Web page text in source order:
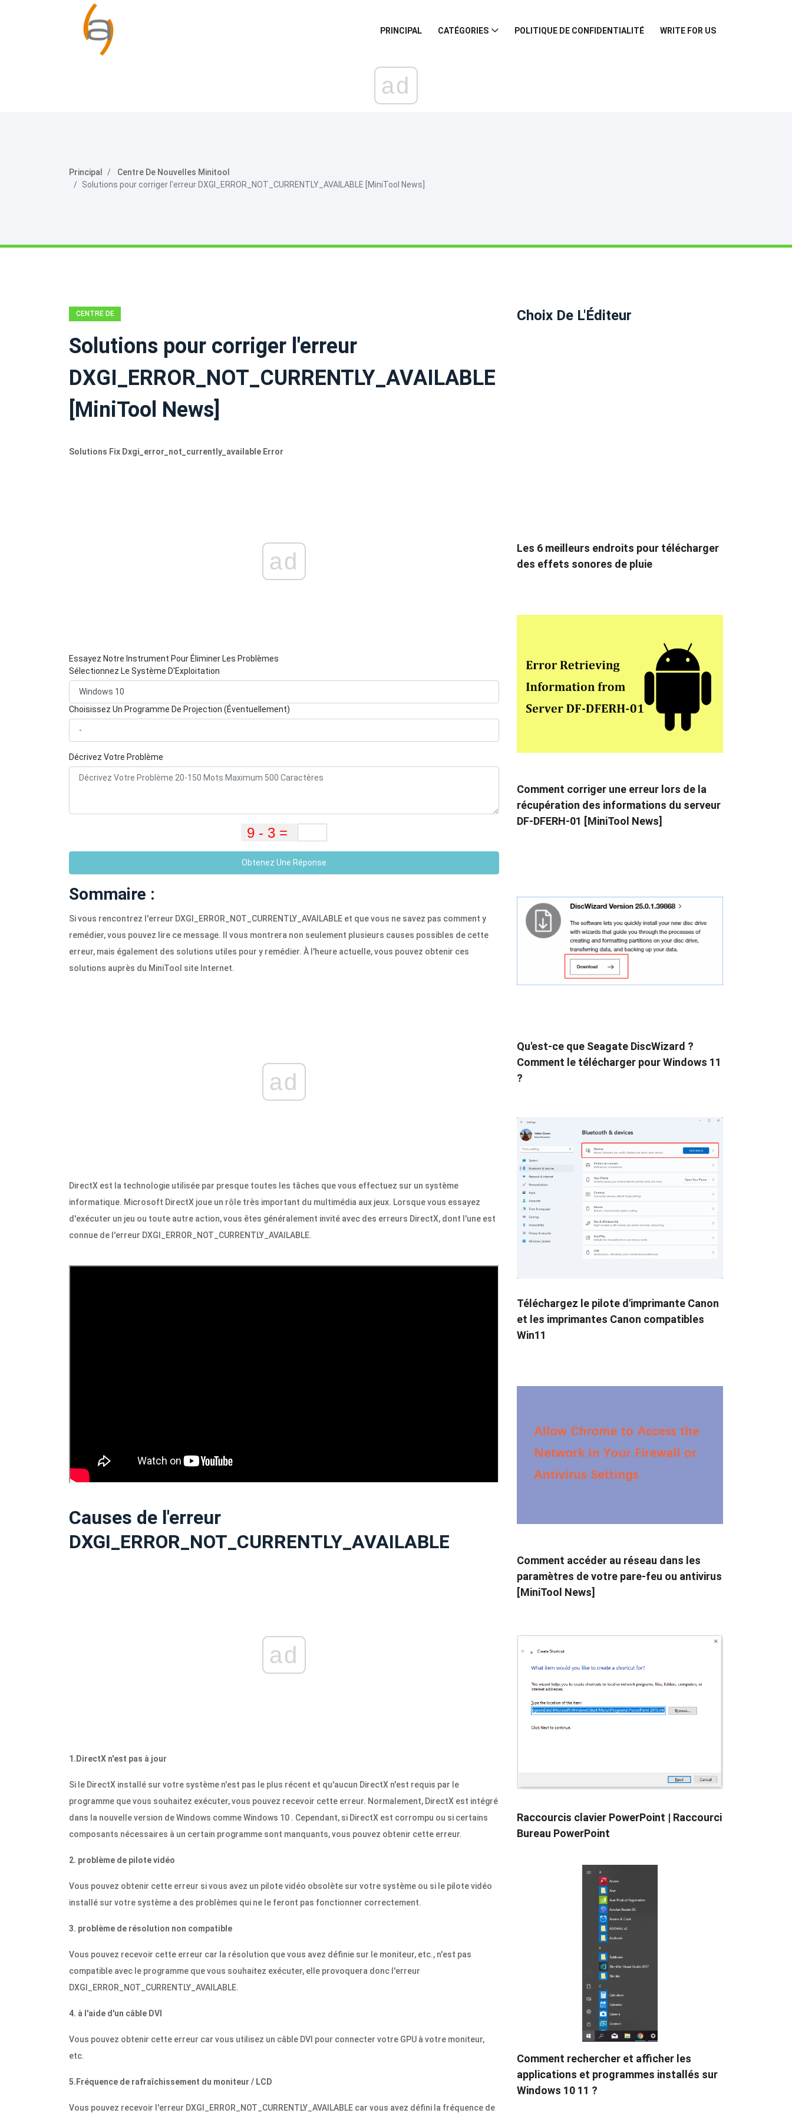
PRINCIPAL CATÉGORIES POLITIQUE DE CONFIDENTIALITÉ WRITE FOR US
ad
Principal
Centre De Nouvelles Minitool
Solutions pour corriger l'erreur DXGI_ERROR_NOT_CURRENTLY_AVAILABLE [MiniTool News]
CENTRE DE
MINITOOL
Solutions pour corriger l'erreur
DXGI_ERROR_NOT_CURRENTLY_AVAILABLE
[MiniTool News]
Solutions Fix Dxgi_error_not_currently_available Error
ad
Essayez Notre Instrument Pour Éliminer Les Problèmes
Sélectionnez Le Système D'Exploitation
Choisissez Un Programme De Projection (Éventuellement)
Décrivez Votre Problème
Obtenez Une Réponse
Sommaire :
Si vous rencontrez l'erreur DXGI_ERROR_NOT_CURRENTLY_AVAILABLE et que vous ne savez pas comment y
remédier, vous pouvez lire ce message. Il vous montrera non seulement plusieurs causes possibles de cette
erreur, mais également des solutions utiles pour y remédier. À l'heure actuelle, vous pouvez obtenir ces
solutions auprès du MiniTool site Internet.
ad
DirectX est la technologie utilisée par presque toutes les tâches que vous effectuez sur un système
informatique. Microsoft DirectX joue un rôle très important du multimédia aux jeux. Lorsque vous essayez
d'exécuter un jeu ou toute autre action, vous êtes généralement invité avec des erreurs DirectX, dont l'une est
connue de l'erreur DXGI_ERROR_NOT_CURRENTLY_AVAILABLE.
Causes de l'erreur
DXGI_ERROR_NOT_CURRENTLY_AVAILABLE
ad
1.DirectX n'est pas à jour
Si le DirectX installé sur votre système n'est pas le plus récent et qu'aucun DirectX n'est requis par le
programme que vous souhaitez exécuter, vous pouvez recevoir cette erreur. Normalement, DirectX est intégré
dans la nouvelle version de Windows comme Windows 10 . Cependant, si DirectX est corrompu ou si certains
composants nécessaires à un certain programme sont manquants, vous pouvez obtenir cette erreur.
2. problème de pilote vidéo
Vous pouvez obtenir cette erreur si vous avez un pilote vidéo obsolète sur votre système ou si le pilote vidéo
installé sur votre système a des problèmes qui ne le feront pas fonctionner correctement.
3. problème de résolution non compatible
Vous pouvez recevoir cette erreur car la résolution que vous avez définie sur le moniteur, etc., n'est pas
compatible avec le programme que vous souhaitez exécuter, elle provoquera donc l'erreur
DXGI_ERROR_NOT_CURRENTLY_AVAILABLE.
4. à l'aide d'un câble DVI
Vous pouvez obtenir cette erreur car vous utilisez un câble DVI pour connecter votre GPU à votre moniteur,
etc.
5.Fréquence de rafraîchissement du moniteur / LCD
Vous pouvez recevoir l'erreur DXGI_ERROR_NOT_CURRENTLY_AVAILABLE car vous avez défini la fréquence de
Choix De L'Éditeur
Les 6 meilleurs endroits pour télécharger
des effets sonores de pluie
Comment corriger une erreur lors de la
récupération des informations du serveur
DF-DFERH-01 [MiniTool News]
Qu'est-ce que Seagate DiscWizard ?
Comment le télécharger pour Windows 11
?
Téléchargez le pilote d'imprimante Canon
et les imprimantes Canon compatibles
Win11
Comment accéder au réseau dans les
paramètres de votre pare-feu ou antivirus
[MiniTool News]
Raccourcis clavier PowerPoint | Raccourci
Bureau PowerPoint
Comment rechercher et afficher les
applications et programmes installés sur
Windows 10 11 ?